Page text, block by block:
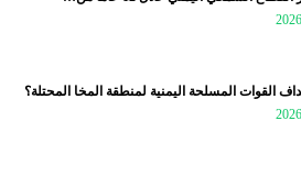
القوات المسلحة اليمنية لمنطقة المخا المحتلة؟